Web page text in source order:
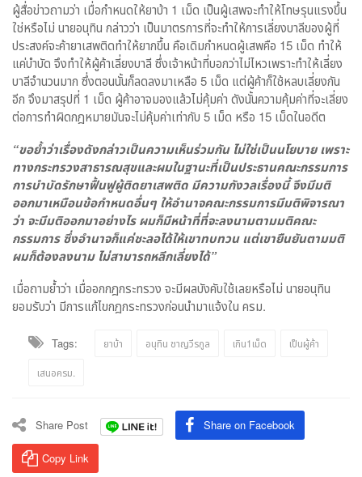
ผู้สื่อข่าวถามว่า เมื่อกำหนดให้ยาบ้า 1 เม็ด เป็นผู้เสพจะทำให้โทษรุนแรงขึ้น
ใช่หรือไม่ นายอนุทิน กล่าวว่า เป็นมาตรการที่จะทำให้การเลี่ยงบาลีของผู้ที่
ประสงค์จะค้ายาเสพติดทำให้ยากขึ้น คือเดิมกำหนดผู้เสพคือ 15 เม็ด ทำให้
แค่บำบัด จึงทำให้ผู้ค้าเลี่ยงบาลี ซึ่งเจ้าหน้าที่บอกว่าไม่ไหวเพราะทำให้เลี่ยง
บาลีจำนวนมาก ซึ่งตอนนั้นก็ลดลงมาเหลือ 5 เม็ด แต่ผู้ค้าก็ใช้หลบเลี่ยงกัน
อีก จึงมาสรุปที่ 1 เม็ด ผู้ค้าอาจมองแล้วไม่คุ้มค่า ดังนั้นความคุ้มค่าที่จะเลี่ยง
ต่อการทำผิดกฎหมายมันจะไม่คุ้มค่าเท่ากับ 5 เม็ด หรือ 15 เม็ดในอดีต
“ขอย้ำว่าเรื่องดังกล่าวเป็นความเห็นร่วมกัน ไม่ใช่เป็นนโยบาย เพราะ
ทางกระทรวงสาธารณสุขและผมในฐานะที่เป็นประธานคณะกรรมการ
การบำบัดรักษาฟื้นฟูผู้ติดยาเสพติด มีความกังวลเรื่องนี้ จึงมีมติ
ออกมาเหมือนข้อกำหนดอื่นๆ ให้อำนาจคณะกรรมการมีมติพิจารณา
ว่า จะมีมติออกมาอย่างไร ผมก็มีหน้าที่ที่จะลงนามตามมติคณะ
กรรมการ ซึ่งอำนาจก็แค่ชะลอได้ให้เขาทบทวน แต่เขายืนยันตามมติ
ผมก็ต้องลงนาม ไม่สามารถหลีกเลี่ยงได้”
เมื่อถามย้ำว่า เมื่ออกกฎกระทรวง จะมีผลบังคับใช้เลยหรือไม่ นายอนุทิน
ยอมรับว่า มีการแก้ไขกฎกระทรวงก่อนนำมาแจ้งใน ครม.
Tags: ยาบ้า อนุทิน ชาญวีรกูล เกิน1เม็ด เป็นผู้ค้า
เสนอครม.
Share Post Share on Facebook
Copy Link